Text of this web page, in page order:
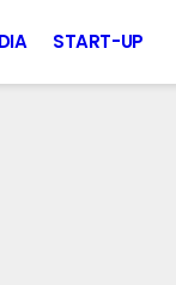
START-UP